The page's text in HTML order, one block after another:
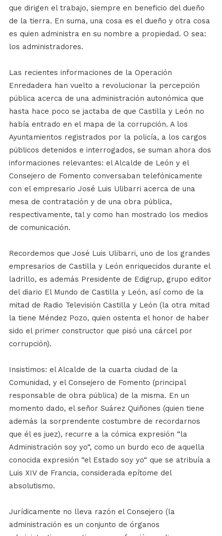
que dirigen el trabajo, siempre en beneficio del dueño
de la tierra. En suma, una cosa es el dueño y otra cosa
es quien administra en su nombre a propiedad. O sea:
los administradores.
Las recientes informaciones de la Operación
Enredadera han vuelto a revolucionar la percepción
pública acerca de una administración autonómica que
hasta hace poco se jactaba de que Castilla y León no
había entrado en el mapa de la corrupción. A los
Ayuntamientos registrados por la policía, a los cargos
públicos detenidos e interrogados, se suman ahora dos
informaciones relevantes: el Alcalde de León y el
Consejero de Fomento conversaban telefónicamente
con el empresario José Luis Ulibarri acerca de una
mesa de contratación y de una obra pública,
respectivamente, tal y como han mostrado los medios
de comunicación.
Recordemos que José Luis Ulibarri, uno de los grandes
empresarios de Castilla y León enriquecidos durante el
ladrillo, es además Presidente de Edigrup, grupo editor
del diario El Mundo de Castilla y León, así como de la
mitad de Radio Televisión Castilla y León (la otra mitad
la tiene Méndez Pozo, quien ostenta el honor de haber
sido el primer constructor que pisó una cárcel por
corrupción).
Insistimos: el Alcalde de la cuarta ciudad de la
Comunidad, y el Consejero de Fomento (principal
responsable de obra pública) de la misma. En un
momento dado, el señor Suárez Quiñones (quien tiene
además la sorprendente costumbre de recordarnos
que él es juez), recurre a la cómica expresión “la
Administración soy yo“, como un burdo eco de aquella
conocida expresión “el Estado soy yo“ que se atribuía a
Luis XIV de Francia, considerada epítome del
absolutismo.
Jurídicamente no lleva razón el Consejero (la
administración es un conjunto de órganos